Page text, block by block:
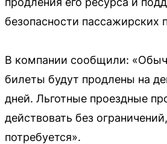
безопасности пассажирских
В компании сообщили:
билеты будут продлены на
дней. Льготные проездные
действовать без
потребуется».